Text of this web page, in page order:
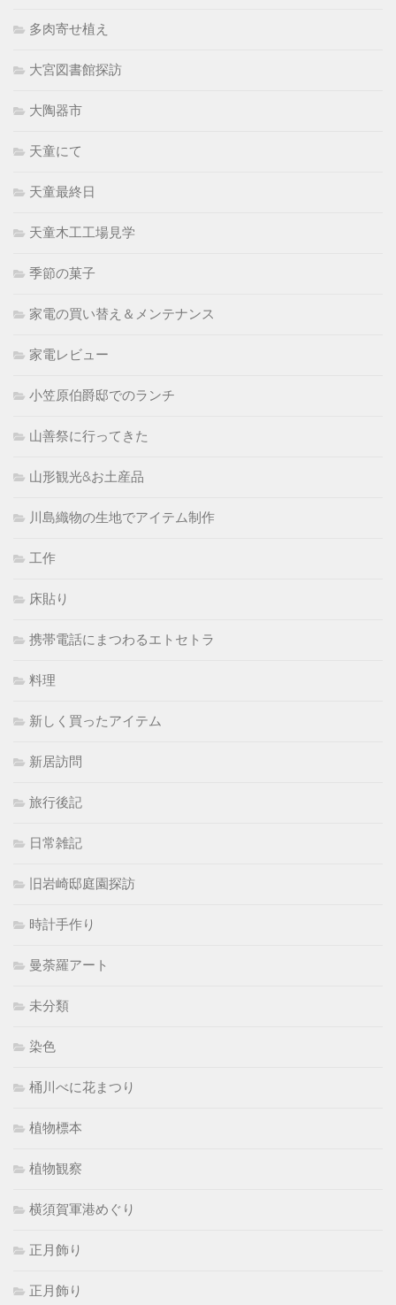
多肉寄せ植え
大宮図書館探訪
大陶器市
天童にて
天童最終日
天童木工工場見学
季節の菓子
家電の買い替え＆メンテナンス
家電レビュー
小笠原伯爵邸でのランチ
山善祭に行ってきた
山形観光&お土産品
川島織物の生地でアイテム制作
工作
床貼り
携帯電話にまつわるエトセトラ
料理
新しく買ったアイテム
新居訪問
旅行後記
日常雑記
旧岩崎邸庭園探訪
時計手作り
曼荼羅アート
未分類
染色
桶川べに花まつり
植物標本
植物観察
横須賀軍港めぐり
正月飾り
正月飾り